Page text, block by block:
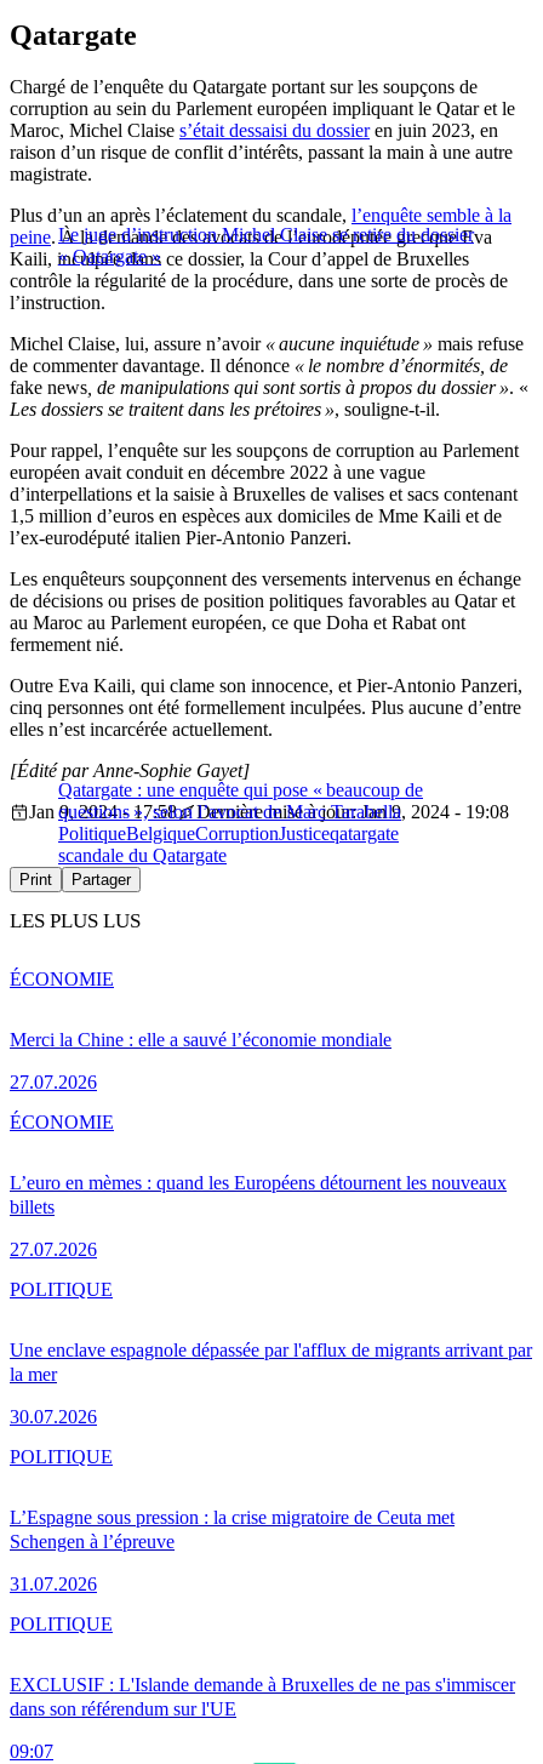
Qatargate
Chargé de l’enquête du Qatargate portant sur les soupçons de
corruption au sein du Parlement européen impliquant le Qatar et le
Maroc, Michel Claise s’était dessaisi du dossieren juin 2023, en
raison d’un risque de conflit d’intérêts, passant la main à une autre
magistrate.
Le juge d’instruction Michel Claise se retire du dossier
« Qatargate »
Plus d’un an après l’éclatement du scandale, l’enquête semble à la
peine. À la demande des avocats de l’eurodéputée grecque Eva
Kaili, inculpée dans ce dossier, la Cour d’appel de Bruxelles
contrôle la régularité de la procédure, dans une sorte de procès de
l’instruction.
Michel Claise, lui, assure n’avoir « aucune inquiétude » mais refuse
de commenter davantage. Il dénonce « le nombre d’énormités, de
fake news , de manipulations qui sont sortis à propos du dossier ». «
Les dossiers se traitent dans les prétoires », souligne-t-il.
Pour rappel, l’enquête sur les soupçons de corruption au Parlement
européen avait conduit en décembre 2022 à une vague
d’interpellations et la saisie à Bruxelles de valises et sacs contenant
1,5 million d’euros en espèces aux domiciles de Mme Kaili et de
l’ex-eurodéputé italien Pier-Antonio Panzeri.
Les enquêteurs soupçonnent des versements intervenus en échange
de décisions ou prises de position politiques favorables au Qatar et
au Maroc au Parlement européen, ce que Doha et Rabat ont
fermement nié.
Outre Eva Kaili, qui clame son innocence, et Pier-Antonio Panzeri,
cinq personnes ont été formellement inculpées. Plus aucune d’entre
elles n’est incarcérée actuellement.
Qatargate : une enquête qui pose « beaucoup de
questions », selon l’avocat de Marc Tarabella
[Édité par Anne-Sophie Gayet]
Jan 9, 2024 - 17:58
Dernière mise à jour: Jan 9, 2024 - 19:08
PolitiqueBelgiqueCorruptionJusticeqatargate
scandale du Qatargate
Print Partager
LES PLUS LUS
Merci la Chine : elle a sauvé l’économie mondiale
27.07.2026
ÉCONOMIE
L’euro en mèmes : quand les Européens détournent les nouveaux
billets
27.07.2026
ÉCONOMIE
Une enclave espagnole dépassée par l'afflux de migrants arrivant par
la mer
30.07.2026
POLITIQUE
L’Espagne sous pression : la crise migratoire de Ceuta met
Schengen à l’épreuve
31.07.2026
POLITIQUE
EXCLUSIF : L'Islande demande à Bruxelles de ne pas s'immiscer
dans son référendum sur l'UE
09:07
POLITIQUE